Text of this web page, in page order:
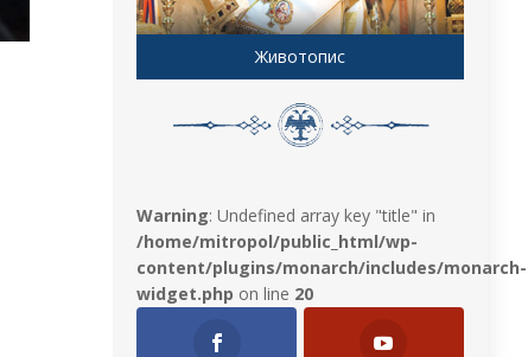
Животопис
Warning: Undefined array key "title" in
/home/mitropol/public_html/wp-
content/plugins/monarch/includes/monarch-
widget.php on line 20